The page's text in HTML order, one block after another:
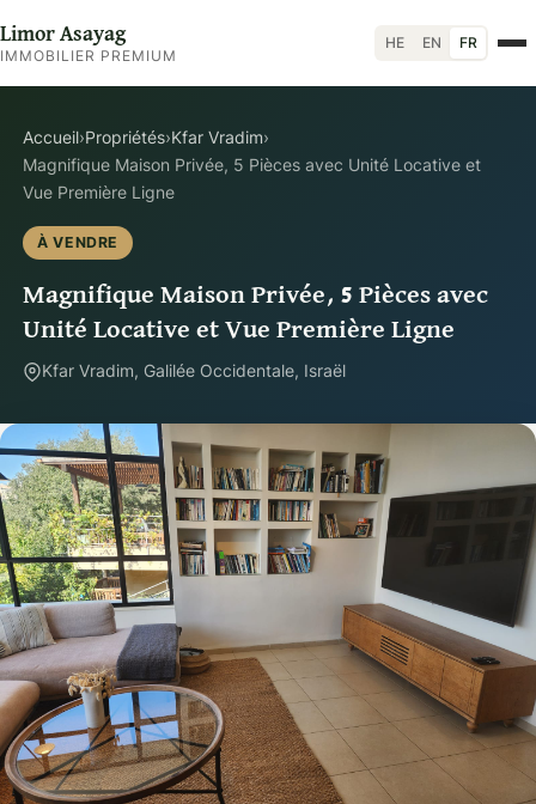
Limor Asayag
IMMOBILIER PREMIUM
HE EN FR
Accueil›Propriétés›Kfar Vradim›
Magnifique Maison Privée, 5 Pièces avec Unité Locative et
Vue Première Ligne
À VENDRE
Magnifique Maison Privée, 5 Pièces avec
Unité Locative et Vue Première Ligne
Kfar Vradim, Galilée Occidentale, Israël